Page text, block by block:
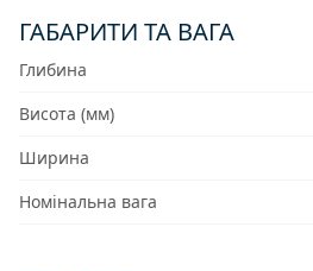
ГАБАРИТИ ТА ВАГА
Глибина
Висота (мм)
Ширина
Номінальна вага